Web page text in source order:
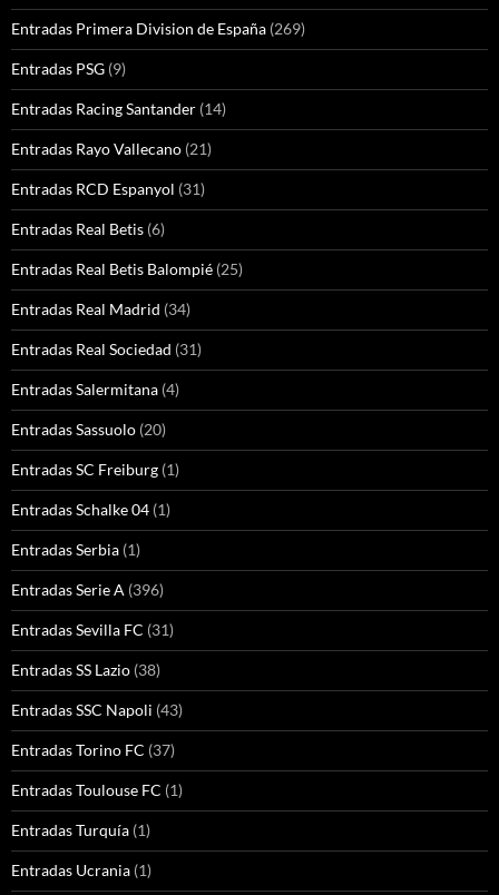
Entradas Primera Division de España (269)
Entradas PSG (9)
Entradas Racing Santander (14)
Entradas Rayo Vallecano (21)
Entradas RCD Espanyol (31)
Entradas Real Betis (6)
Entradas Real Betis Balompié (25)
Entradas Real Madrid (34)
Entradas Real Sociedad (31)
Entradas Salermitana (4)
Entradas Sassuolo (20)
Entradas SC Freiburg (1)
Entradas Schalke 04 (1)
Entradas Serbia (1)
Entradas Serie A (396)
Entradas Sevilla FC (31)
Entradas SS Lazio (38)
Entradas SSC Napoli (43)
Entradas Torino FC (37)
Entradas Toulouse FC (1)
Entradas Turquía (1)
Entradas Ucrania (1)